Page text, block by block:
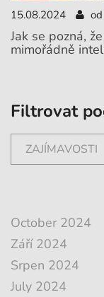
15.08.2024
Jak se pozná,
mimořádně
Filtrovat
ZAJÍMAVOSTI
October 2024
Září 2024
Srpen 2024
July 2024